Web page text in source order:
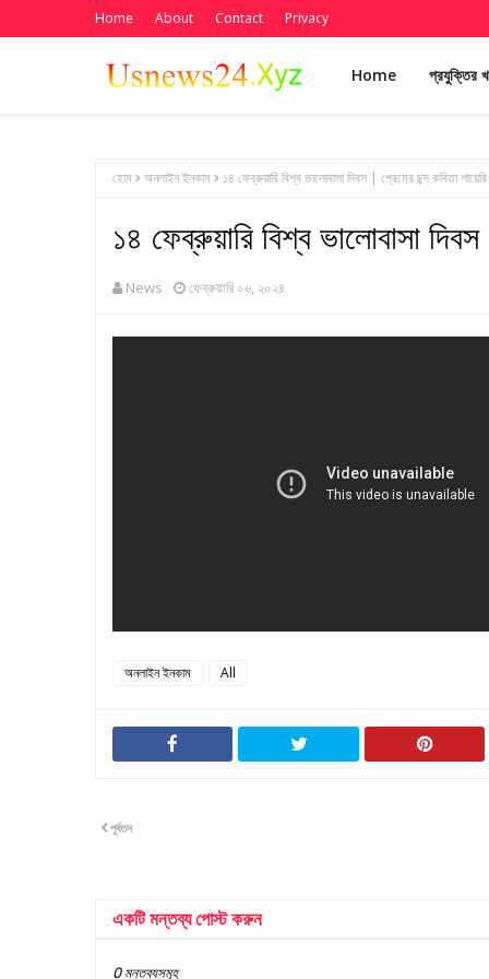
Home About Contact Privacy
Home প্রযুক্তির
হোম অনলাইন ইনকাম ১৪ ফেব্রুয়ারি বিশ্ব ভালোবাসা দিবস | প্রেমের ছন্দ কবিতা
১৪ ফেব্রুয়ারি বিশ্ব ভালোবাসা
News ফেব্রুয়ারি ০৬, ২০২৪
অনলাইন ইনকাম All
পূর্বতন
একটি মন্তব্য পোস্ট করুন
0 মন্তব্যসমূহ